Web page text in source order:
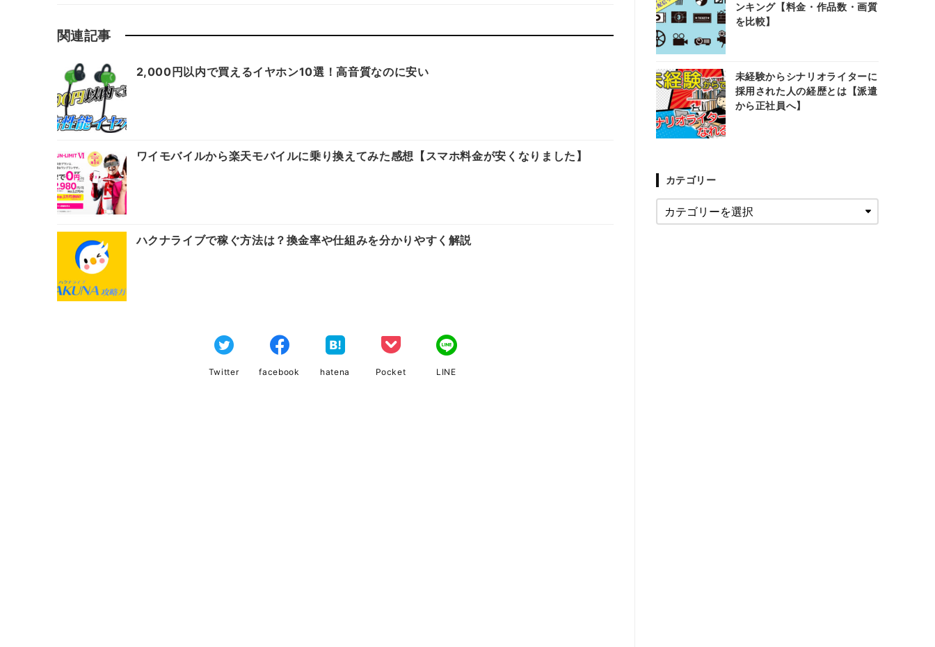
関連記事
2,000円以内で買えるイヤホン10選！高音質なのに安い
ワイモバイルから楽天モバイルに乗り換えてみた感想【スマホ料金が安くなりました】
ハクナライブで稼ぐ方法は？換金率や仕組みを分かりやすく解説
Twitter facebook hatena Pocket LINE
ンキング【料金・作品数・画質
を比較】
未経験からシナリオライターに
採用された人の経歴とは【派遣
から正社員へ】
カテゴリー